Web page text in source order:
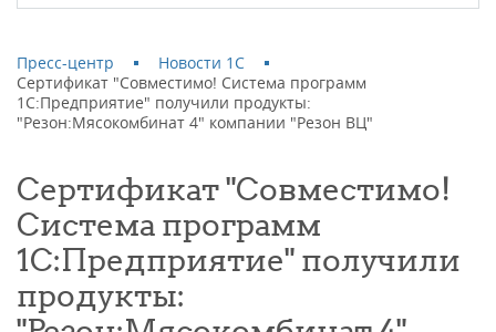
Пресс-центр
Новости 1С
Сертификат "Совместимо! Система программ
1С:Предприятие" получили продукты:
"Резон:Мясокомбинат 4" компании "Резон ВЦ"
Сертификат "Совместимо!
Система программ
1С:Предприятие" получили
продукты: